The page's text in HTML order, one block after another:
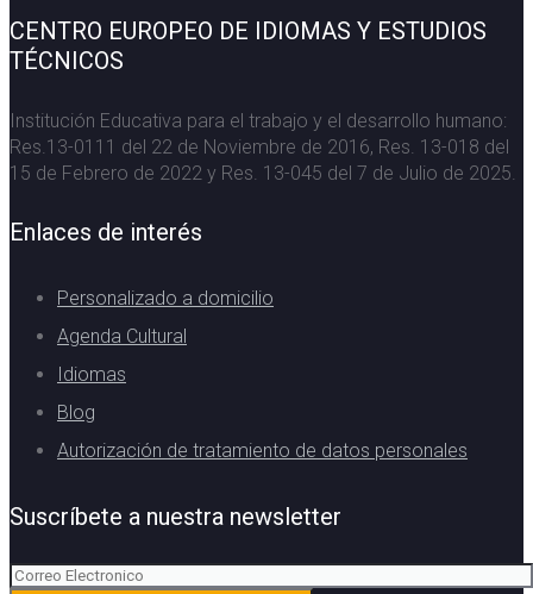
CENTRO EUROPEO DE IDIOMAS Y ESTUDIOS
TÉCNICOS
Institución Educativa para el trabajo y el desarrollo humano:
Res.13-0111 del 22 de Noviembre de 2016, Res. 13-018 del
15 de Febrero de 2022 y Res. 13-045 del 7 de Julio de 2025.
Enlaces de interés
Personalizado a domicilio
Agenda Cultural
Idiomas
Blog
Autorización de tratamiento de datos personales
Suscríbete a nuestra newsletter